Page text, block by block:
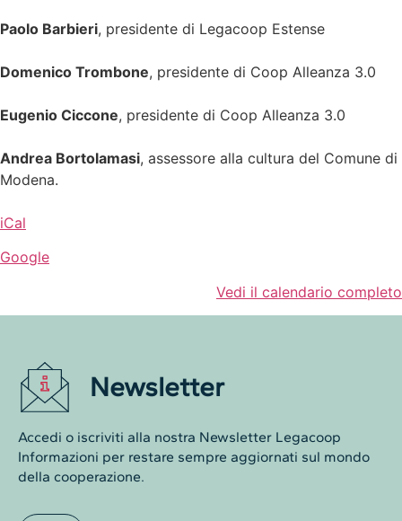
Paolo Barbieri, presidente di Legacoop Estense
Domenico Trombone, presidente di Coop Alleanza 3.0
Eugenio Ciccone, presidente di Coop Alleanza 3.0
Andrea Bortolamasi, assessore alla cultura del Comune di
Modena.
iCal
Google
Vedi il calendario completo
Newsletter
Accedi o iscriviti alla nostra Newsletter Legacoop
Informazioni per restare sempre aggiornati sul mondo
della cooperazione.